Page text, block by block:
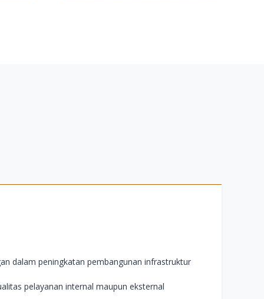
dalam peningkatan pembangunan infrastruktur
pelayanan internal maupun eksternal